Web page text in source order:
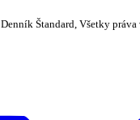
Denník Štandard, Všetky práva